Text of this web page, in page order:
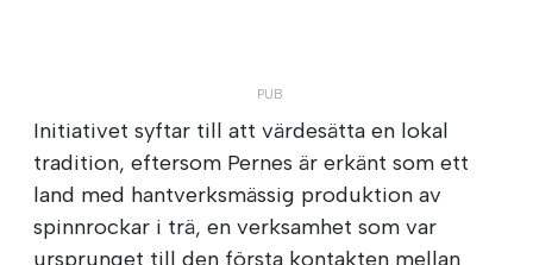
Initiativet syftar till att värdesätta en lokal
tradition, eftersom Pernes är erkänt som ett
land med hantverksmässig produktion av
spinnrockar i trä, en verksamhet som var
ursprunget till den första kontakten mellan